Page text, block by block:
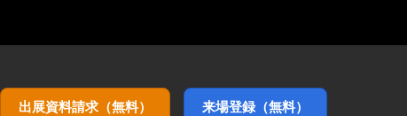
出展資料請求（無料） 来場登録（無料）